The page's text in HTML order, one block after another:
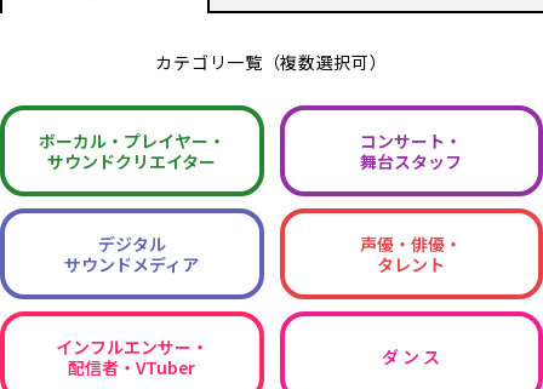
カテゴリ一覧（複数選択可）
ボーカル・ プレイヤー・
サウンドクリエイター
コンサート・
舞台スタッフ
デジタル
サウンドメディア
声優・俳優・
タレント
インフルエンサー・
配信者・VTuber
ダ ン ス